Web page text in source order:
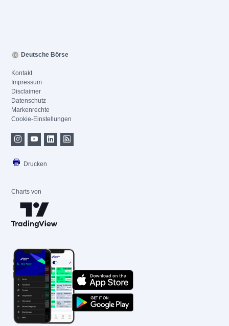
Deutsche Börse
Kontakt
Impressum
Disclaimer
Datenschutz
Markenrechte
Cookie-Einstellungen
Drucken
Charts von